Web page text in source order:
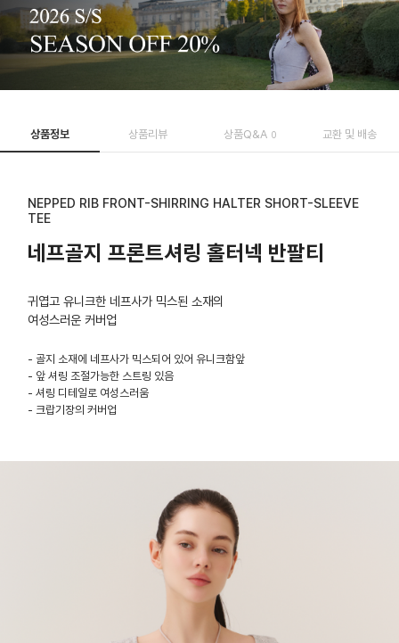
상품정보 상품리뷰 상품Q&A 0 교환 및 배송
NEPPED RIB FRONT-SHIRRING HALTER SHORT-SLEEVE
TEE
네프골지 프론트셔링 홀터넥 반팔티
귀엽고 유니크한 네프사가 믹스된 소재의
여성스러운 커버업
- 골지 소재에 네프사가 믹스되어 있어 유니크함앞
- 앞 셔링 조절가능한 스트링 있음
- 셔링 디테일로 여성스러움
- 크랍기장의 커버업